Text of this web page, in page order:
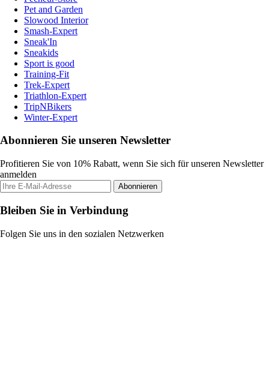
Pet and Garden
Slowood Interior
Smash-Expert
Sneak'In
Sneakids
Sport is good
Training-Fit
Trek-Expert
Triathlon-Expert
TripNBikers
Winter-Expert
Abonnieren Sie unseren Newsletter
Profitieren Sie von 10% Rabatt, wenn Sie sich für unseren Newsletter
anmelden
Abonnieren
Bleiben Sie in Verbindung
Folgen Sie uns in den sozialen Netzwerken